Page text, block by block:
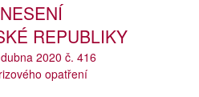
REPUBLIKY
2020 č. 416
opatření